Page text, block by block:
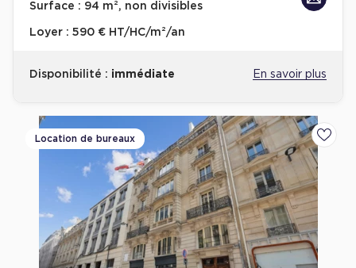
Surface : 94 m², non divisibles
Loyer : 590 € HT/HC/m²/an
Disponibilité : immédiate En savoir plus
Location de bureaux